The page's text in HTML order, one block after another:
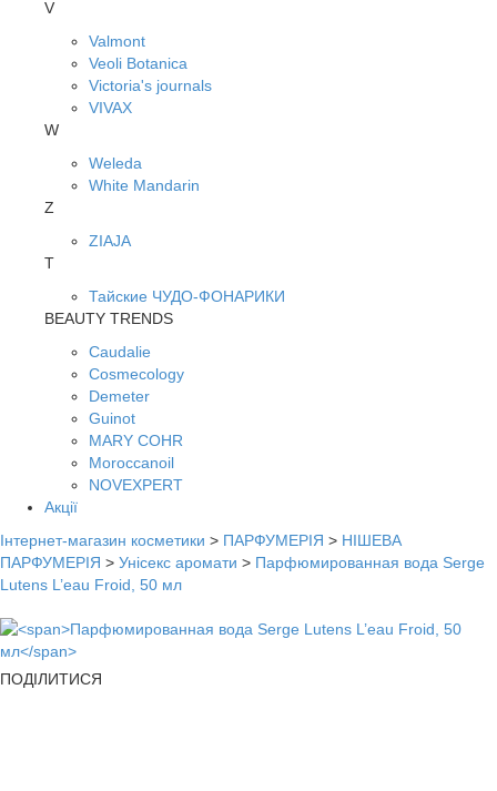
V
Valmont
Veoli Botanica
Victoria's journals
VIVAX
W
Weleda
White Mandarin
Z
ZIAJA
Т
Тайские ЧУДО-ФОНАРИКИ
BEAUTY TRENDS
Caudalie
Cosmecology
Demeter
Guinot
MARY COHR
Moroccanoil
NOVEXPERT
Акції
Інтернет-магазин косметики > ПАРФУМЕРІЯ > НІШЕВА
ПАРФУМЕРІЯ > Унісекс аромати > Парфюмированная вода Serge
Lutens L’eau Froid, 50 мл
ПОДІЛИТИСЯ